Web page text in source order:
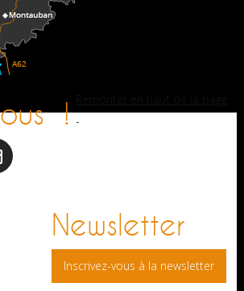
!
Newsletter
Inscrivez-vous à la newsletter
-